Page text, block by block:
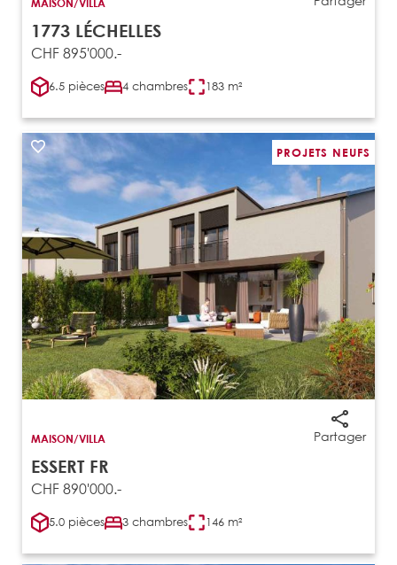
MAISON/VILLA
1773 LÉCHELLES
CHF 895'000.-
6.5 pièces 4 chambres 183 m²
PROJETS NEUFS
Partager
MAISON/VILLA
ESSERT FR
CHF 890'000.-
5.0 pièces 3 chambres 146 m²